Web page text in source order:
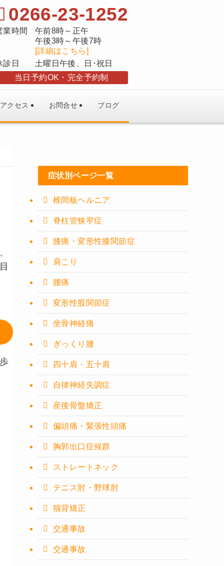
0266-23-1252
業時間
午前8時～正午
午後3時～午後7時
[詳細はこちら]
診日
土曜日午後、日･祝日
当日予約OK
完全予約制
アクセス お問合せ ブログ
症状別ページ一覧
椎間板ヘルニア
脊柱管狭窄症
膝痛・変形性膝関節症
肩こり
腰痛
変形性股関節症
坐骨神経痛
ぎっくり腰
四十肩・五十肩
自律神経失調症
産後骨盤矯正
偏頭痛・緊張性頭痛
胸郭出口症候群
ストレートネック
テニス肘・野球肘
猫背矯正
交通事故
交通事故